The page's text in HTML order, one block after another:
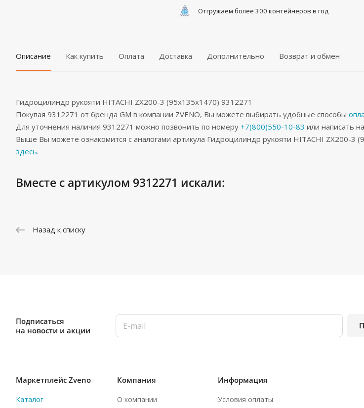
Отгружаем более 300 контейнеров в год
Описание Как купить Оплата Доставка Дополнительно Возврат и обмен
Гидроцилиндр рукояти HITACHI ZX200-3 (95x135x1470) 9312271
Покупая 9312271 от бренда GM в компании ZVENO, Вы можете выбирать удобные способы
Для уточнения наличия 9312271 можно позвонить по номеру +7(800)550-10-83 или написать
Выше Вы можете ознакомится с аналогами артикула Гидроцилиндр рукояти HITACHI ZX200-3
здесь.
Вместе с артикулом 9312271 искали:
Назад к списку
Подписаться
на новости и акции
Маркетплейс Zveno
Каталог
Компания
О компании
Информация
Условия оплаты